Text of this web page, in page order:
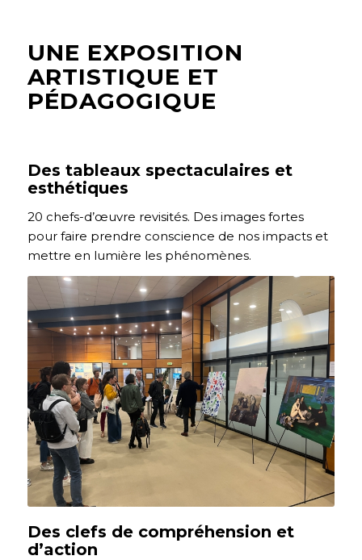
UNE EXPOSITION
ARTISTIQUE ET
PÉDAGOGIQUE
Des tableaux spectaculaires et
esthétiques
20 chefs-d’œuvre revisités. Des images fortes
pour faire prendre conscience de nos impacts et
mettre en lumière les phénomènes.
Des clefs de compréhension et
d’action